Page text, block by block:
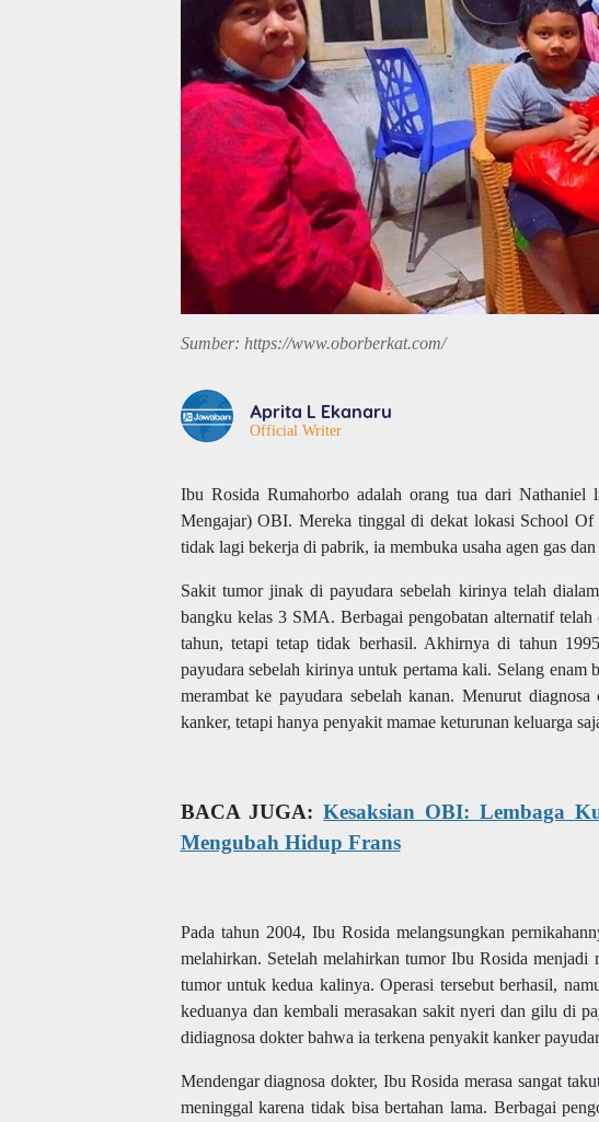
Sumber: https://www.oborberkat.com/
Aprita L Ekanaru
Official Writer
Ibu Rosida Rumahorbo adalah orang tua dari
Mengajar) OBI. Mereka tinggal di dekat lokasi School
tidak lagi bekerja di pabrik, ia membuka usaha agen gas
Sakit tumor jinak di payudara sebelah kirinya telah
bangku kelas 3 SMA. Berbagai pengobatan alternatif
tahun, tetapi tetap tidak berhasil. Akhirnya di tahun
payudara sebelah kirinya untuk pertama kali. Selang
merambat ke payudara sebelah kanan. Menurut
kanker, tetapi hanya penyakit mamae keturunan keluarga
BACA JUGA: Kesaksian OBI: Lembaga
Mengubah Hidup Frans
Pada tahun 2004, Ibu Rosida melangsungkan
melahirkan. Setelah melahirkan tumor Ibu Rosida menjadi
tumor untuk kedua kalinya. Operasi tersebut berhasil,
keduanya dan kembali merasakan sakit nyeri dan gilu di
didiagnosa dokter bahwa ia terkena penyakit kanker
Mendengar diagnosa dokter, Ibu Rosida merasa sangat
meninggal karena tidak bisa bertahan lama. Berbagai